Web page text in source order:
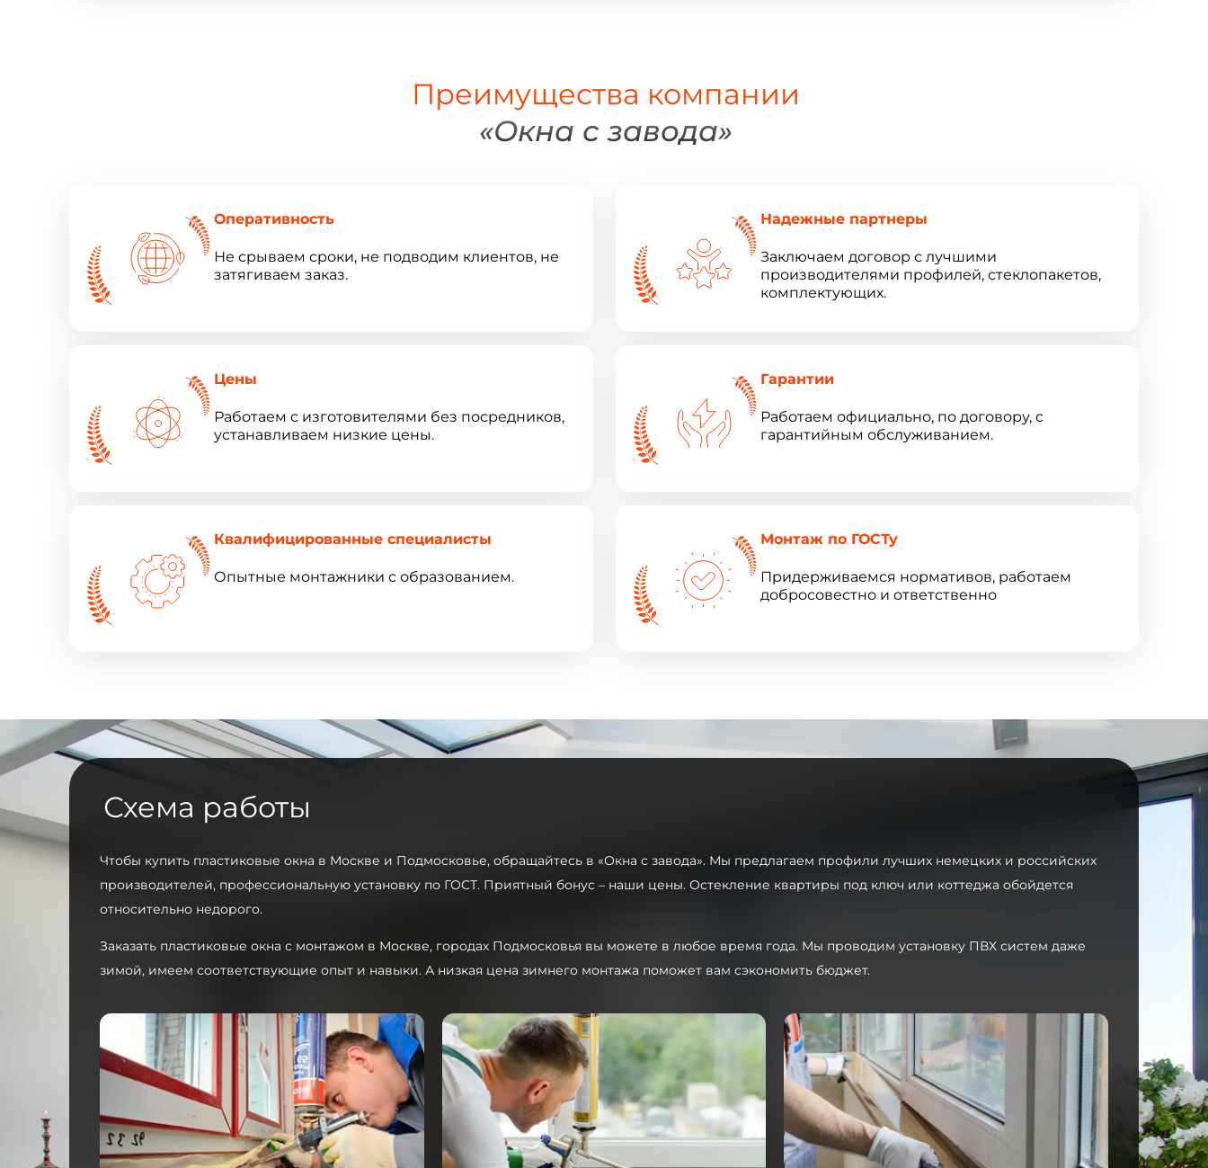
Преимущества компании
«Окна с завода»
Оперативность
Не срываем сроки, не подводим клиентов, не
затягиваем заказ.
Надежные партнеры
Заключаем договор с лучшими
производителями профилей, стеклопакетов,
комплектующих.
Цены
Работаем с изготовителями без посредников,
устанавливаем низкие цены.
Гарантии
Работаем официально, по договору, с
гарантийным обслуживанием.
Квалифицированные специалисты
Опытные монтажники с образованием.
Монтаж по ГОСТу
Придерживаемся нормативов, работаем
добросовестно и ответственно
Схема работы
Чтобы купить пластиковые окна в Москве и Подмосковье, обращайтесь в «Окна с завода». Мы предлагаем профили лучших немецких и российских
производителей, профессиональную установку по ГОСТ. Приятный бонус – наши цены. Остекление квартиры под ключ или коттеджа обойдется
относительно недорого.
Заказать пластиковые окна с монтажом в Москве, городах Подмосковья вы можете в любое время года. Мы проводим установку ПВХ систем даже
зимой, имеем соответствующие опыт и навыки. А низкая цена зимнего монтажа поможет вам сэкономить бюджет.